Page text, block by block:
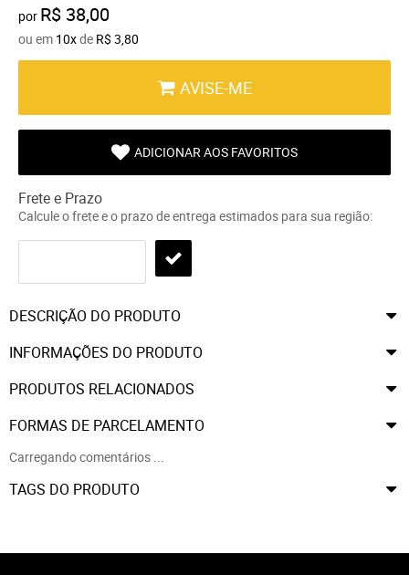
por R$ 38,00
ou em 10xde R$ 3,80
AVISE-ME
ADICIONAR AOS FAVORITOS
Frete e Prazo
Calcule o frete e o prazo de entrega estimados para sua região:
DESCRIÇÃO DO PRODUTO
INFORMAÇÕES DO PRODUTO
PRODUTOS RELACIONADOS
FORMAS DE PARCELAMENTO
Carregando comentários ...
TAGS DO PRODUTO